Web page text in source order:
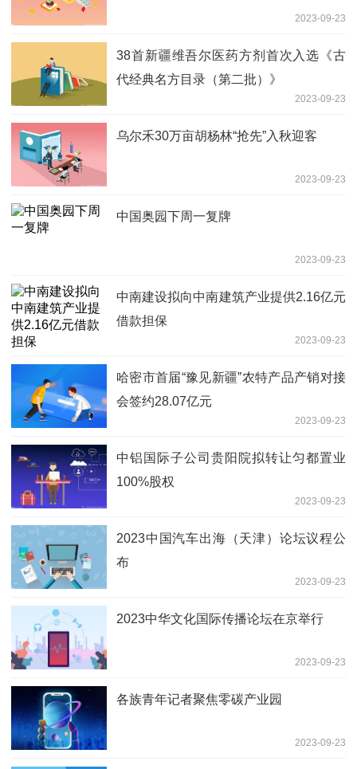
2023-09-23
38首新疆维吾尔医药方剂首次入选《古
代经典名方目录（第二批）》
2023-09-23
乌尔禾30万亩胡杨林“抢先”入秋迎客
2023-09-23
中国奥园下周一复牌
2023-09-23
中南建设拟向中南建筑产业提供2.16亿元
借款担保
2023-09-23
哈密市首届“豫见新疆”农特产品产销对接
会签约28.07亿元
2023-09-23
中铝国际子公司贵阳院拟转让匀都置业
100%股权
2023-09-23
2023中国汽车出海（天津）论坛议程公
布
2023-09-23
2023中华文化国际传播论坛在京举行
2023-09-23
各族青年记者聚焦零碳产业园
2023-09-23